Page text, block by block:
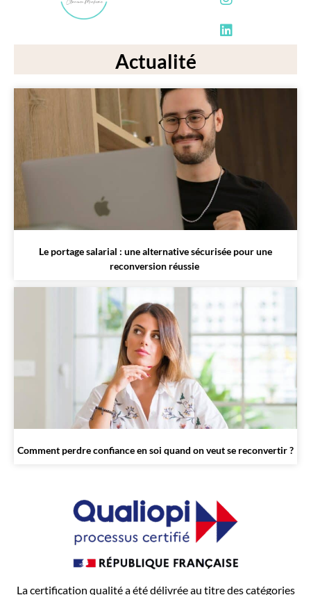
Actualité
Le portage salarial : une alternative sécurisée pour une
reconversion réussie
Comment perdre confiance en soi quand on veut se reconvertir ?
La certification qualité a été délivrée au titre des catégories